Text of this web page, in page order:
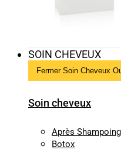
SOIN CHEVEUX
Fermer Soin Cheveux
Soin cheveux
Après Shampoing
Botox